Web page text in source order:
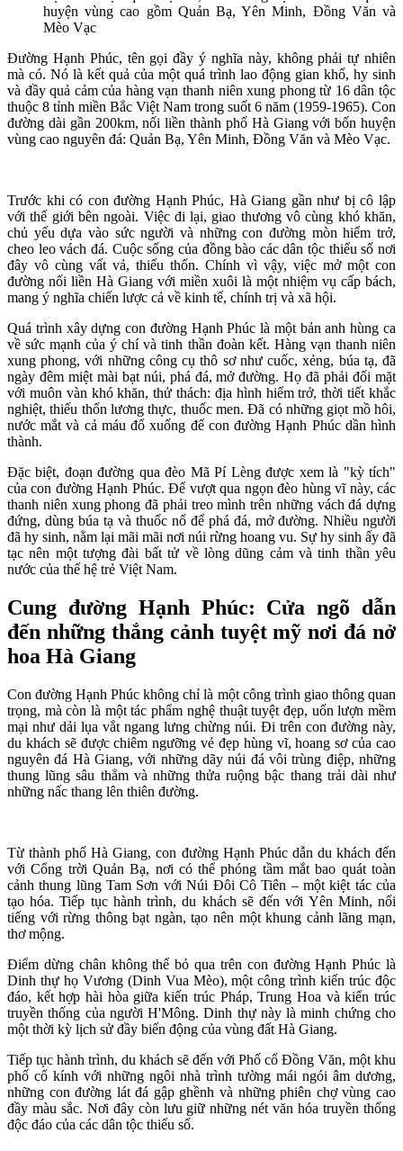
huyện vùng cao gồm Quản Bạ, Yên Minh, Đồng Văn và
Mèo Vạc
Đường Hạnh Phúc, tên gọi đầy ý nghĩa này, không phải tự nhiên
mà có. Nó là kết quả của một quá trình lao động gian khổ, hy sinh
và đầy quả cảm của hàng vạn thanh niên xung phong từ 16 dân tộc
thuộc 8 tỉnh miền Bắc Việt Nam trong suốt 6 năm (1959-1965). Con
đường dài gần 200km, nối liền thành phố Hà Giang với bốn huyện
vùng cao nguyên đá: Quản Bạ, Yên Minh, Đồng Văn và Mèo Vạc.
Trước khi có con đường Hạnh Phúc, Hà Giang gần như bị cô lập
với thế giới bên ngoài. Việc đi lại, giao thương vô cùng khó khăn,
chủ yếu dựa vào sức người và những con đường mòn hiểm trở,
cheo leo vách đá. Cuộc sống của đồng bào các dân tộc thiểu số nơi
đây vô cùng vất vả, thiếu thốn. Chính vì vậy, việc mở một con
đường nối liền Hà Giang với miền xuôi là một nhiệm vụ cấp bách,
mang ý nghĩa chiến lược cả về kinh tế, chính trị và xã hội.
Quá trình xây dựng con đường Hạnh Phúc là một bản anh hùng ca
về sức mạnh của ý chí và tinh thần đoàn kết. Hàng vạn thanh niên
xung phong, với những công cụ thô sơ như cuốc, xẻng, búa tạ, đã
ngày đêm miệt mài bạt núi, phá đá, mở đường. Họ đã phải đối mặt
với muôn vàn khó khăn, thử thách: địa hình hiểm trở, thời tiết khắc
nghiệt, thiếu thốn lương thực, thuốc men. Đã có những giọt mồ hôi,
nước mắt và cả máu đổ xuống để con đường Hạnh Phúc dần hình
thành.
Đặc biệt, đoạn đường qua đèo Mã Pí Lèng được xem là "kỳ tích"
của con đường Hạnh Phúc. Để vượt qua ngọn đèo hùng vĩ này, các
thanh niên xung phong đã phải treo mình trên những vách đá dựng
đứng, dùng búa tạ và thuốc nổ để phá đá, mở đường. Nhiều người
đã hy sinh, nằm lại mãi mãi nơi núi rừng hoang vu. Sự hy sinh ấy đã
tạc nên một tượng đài bất tử về lòng dũng cảm và tinh thần yêu
nước của thế hệ trẻ Việt Nam.
Cung đường Hạnh Phúc: Cửa ngõ dẫn
đến những thắng cảnh tuyệt mỹ nơi đá nở
hoa Hà Giang
Con đường Hạnh Phúc không chỉ là một công trình giao thông quan
trọng, mà còn là một tác phẩm nghệ thuật tuyệt đẹp, uốn lượn mềm
mại như dải lụa vắt ngang lưng chừng núi. Đi trên con đường này,
du khách sẽ được chiêm ngưỡng vẻ đẹp hùng vĩ, hoang sơ của cao
nguyên đá Hà Giang, với những dãy núi đá vôi trùng điệp, những
thung lũng sâu thẳm và những thửa ruộng bậc thang trải dài như
những nấc thang lên thiên đường.
Từ thành phố Hà Giang, con đường Hạnh Phúc dẫn du khách đến
với Cổng trời Quản Bạ, nơi có thể phóng tầm mắt bao quát toàn
cảnh thung lũng Tam Sơn với Núi Đôi Cô Tiên – một kiệt tác của
tạo hóa. Tiếp tục hành trình, du khách sẽ đến với Yên Minh, nổi
tiếng với rừng thông bạt ngàn, tạo nên một khung cảnh lãng mạn,
thơ mộng.
Điểm dừng chân không thể bỏ qua trên con đường Hạnh Phúc là
Dinh thự họ Vương (Dinh Vua Mèo), một công trình kiến trúc độc
đáo, kết hợp hài hòa giữa kiến trúc Pháp, Trung Hoa và kiến trúc
truyền thống của người H'Mông. Dinh thự này là minh chứng cho
một thời kỳ lịch sử đầy biến động của vùng đất Hà Giang.
Tiếp tục hành trình, du khách sẽ đến với Phố cổ Đồng Văn, một khu
phố cổ kính với những ngôi nhà trình tường mái ngói âm dương,
những con đường lát đá gập ghềnh và những phiên chợ vùng cao
đầy màu sắc. Nơi đây còn lưu giữ những nét văn hóa truyền thống
độc đáo của các dân tộc thiểu số.